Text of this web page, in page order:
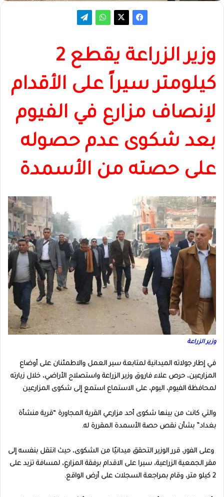
وزير الزراعة يقطع 2
كيلومتر سيراً على الأقدام
لإنصاف مزارع في الفيوم
بعد شكوى عدم حصوله
على حصته من الأسمدة
وزير الزراعة
في إطار جولاته الميدانية لمتابعة سير العمل والاطمئنان على أوضاع
المزارعين، حرص علاء فاروق وزير الزراعة واستصلاح الأراضي، خلال زيارته
لمحافظة الفيوم، اليوم، على الاستماع استمع إلى شكوى المزارعين
والتي كانت من بينها شكوى أحد مزارعي القرية المجاورة “قرية منشأة
بغداد” بشأن نقص حصة الأسمدة المقررة له.
وعلى الفور، قرر الوزير التحقق ميدانيًا من الشكوى، حيث انتقل بنفسه إلى
مقر الجمعية الزراعية، سيرا على الاقدام برفقة المزارع، لمسافة تزيد على
2 كيلو متر، وقام بمراجعة السجلات على أرض الواقع.